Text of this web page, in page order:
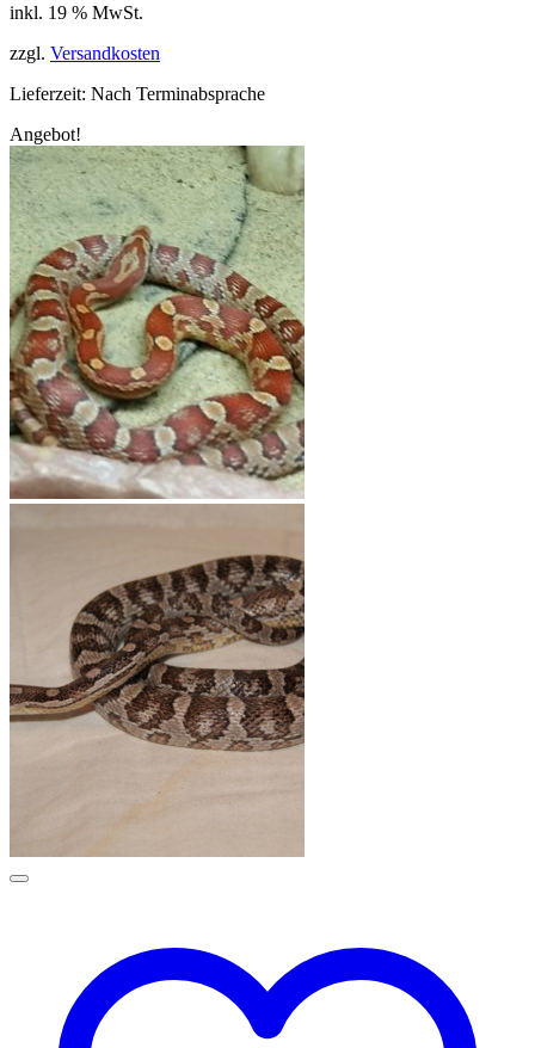
war:
inkl. 19 % MwSt.
zzgl. Versandkosten
Lieferzeit: Nach Terminabsprache
Angebot!